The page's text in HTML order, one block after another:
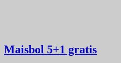
Maisbol 5+1 gratis